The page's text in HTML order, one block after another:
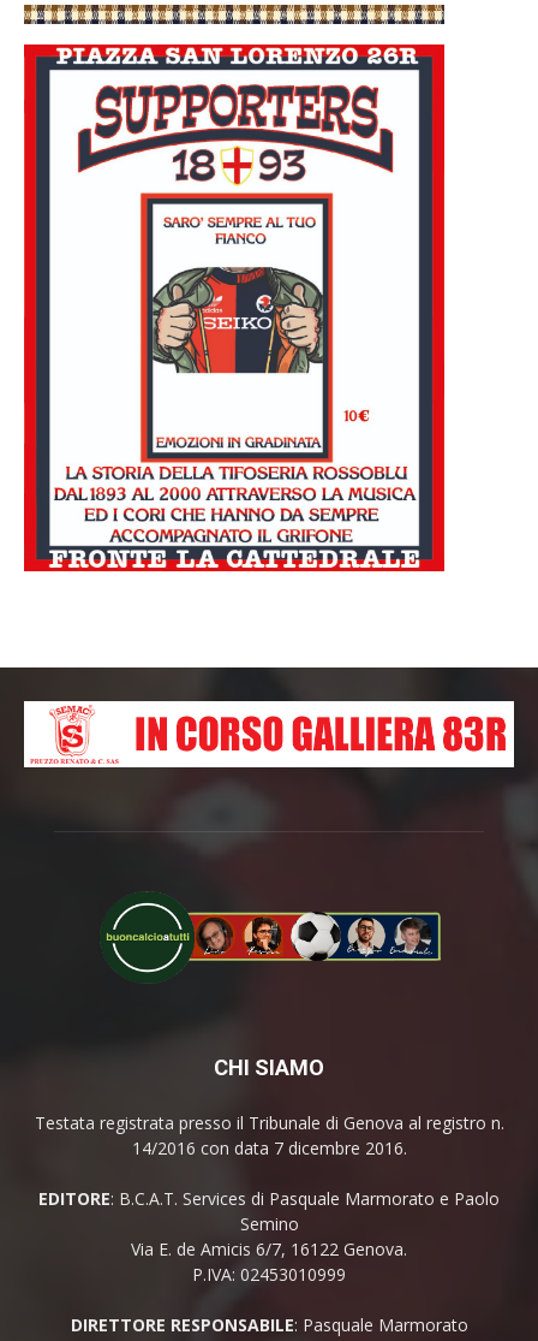
CHI SIAMO
Testata registrata presso il Tribunale di Genova al registro n.
14/2016 con data 7 dicembre 2016.
EDITORE: B.C.A.T. Services di Pasquale Marmorato e Paolo
Semino
Via E. de Amicis 6/7, 16122 Genova.
P.IVA: 02453010999
DIRETTORE RESPONSABILE: Pasquale Marmorato